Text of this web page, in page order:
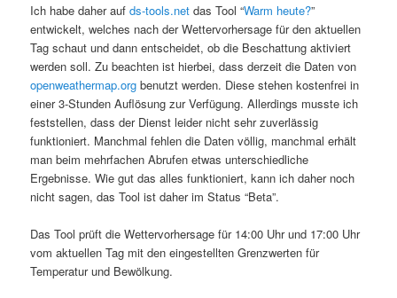
Ich habe daher aufds-tools.net das Tool “Warm heute?”
entwickelt, welches nach der Wettervorhersage für den aktuellen
Tag schaut und dann entscheidet, ob die Beschattung aktiviert
werden soll. Zu beachten ist hierbei, dass derzeit die Daten von
openweathermap.org benutzt werden. Diese stehen kostenfrei in
einer 3-Stunden Auflösung zur Verfügung. Allerdings musste ich
feststellen, dass der Dienst leider nicht sehr zuverlässig
funktioniert. Manchmal fehlen die Daten völlig, manchmal erhält
man beim mehrfachen Abrufen etwas unterschiedliche
Ergebnisse. Wie gut das alles funktioniert, kann ich daher noch
nicht sagen, das Tool ist daher im Status “Beta”.
Das Tool prüft die Wettervorhersage für 14:00 Uhr und 17:00 Uhr
vom aktuellen Tag mit den eingestellten Grenzwerten für
Temperatur und Bewölkung.